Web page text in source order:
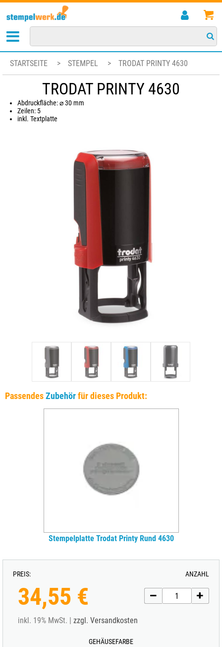
STARTSEITE > STEMPEL > TRODAT PRINTY 4630
TRODAT PRINTY 4630
Abdruckfläche: ⌀ 30 mm
Zeilen: 5
inkl. Textplatte
PassendesZubehörfür dieses Produkt:
Stempelplatte Trodat Printy Rund 4630
PREIS:
34,55 €
inkl. 19% MwSt. | zzgl. Versandkosten
GEHÄUSEFARBE
ANZAHL